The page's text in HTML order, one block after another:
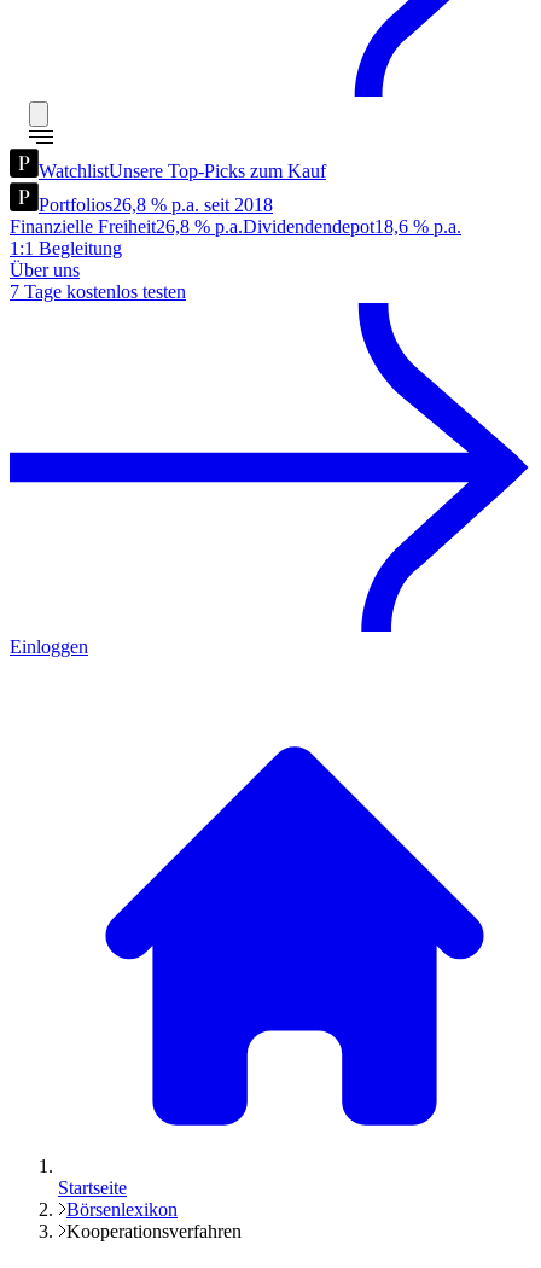
WatchlistUnsere Top-Picks zum Kauf
Portfolios26,8 % p.a. seit 2018
Finanzielle Freiheit26,8 % p.a.Dividendendepot18,6 % p.a.
1:1 Begleitung
Über uns
7 Tage kostenlos testen
Einloggen
Startseite
Börsenlexikon
Kooperationsverfahren